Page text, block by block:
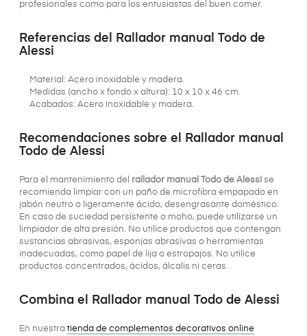
profesionales como para los entusiastas del buen comer.
Referencias del Rallador manual Todo de
Alessi
Material: Acero inoxidable y madera.
Medidas (ancho x fondo x altura): 10 x 10 x 46 cm.
Acabados: Acero inoxidable y madera.
Recomendaciones sobre el Rallador manual
Todo de Alessi
Para el mantenimiento del rallador manual Todo de Alessi se
recomienda limpiar con un paño de microfibra empapado en
jabón neutro o ligeramente ácido, desengrasante doméstico.
En caso de suciedad persistente o moho, puede utilizarse un
limpiador de alta presión. No utilice productos que contengan
sustancias abrasivas, esponjas abrasivas o herramientas
inadecuadas, como papel de lija o estropajos. No utilice
productos concentrados, ácidos, álcalis ni ceras.
Combina el Rallador manual Todo de Alessi
En nuestra tienda de complementos decorativos online